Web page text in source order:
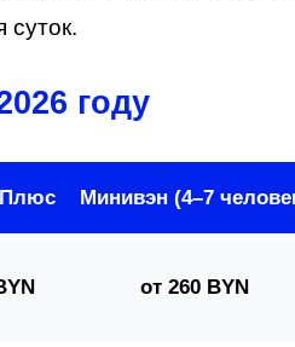
году
Минивэн (4–7
от 260 BYN